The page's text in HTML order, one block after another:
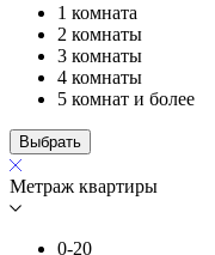
1 комната
2 комнаты
3 комнаты
4 комнаты
5 комнат и более
Выбрать
Метраж квартиры
0-20